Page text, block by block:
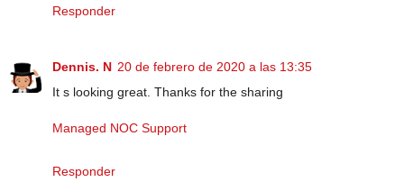
Responder
Dennis. N 20 de febrero de 2020 a las 13:35
It s looking great. Thanks for the sharing
Managed NOC Support
Responder